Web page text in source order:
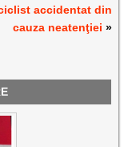
accidentat din
cauza neatenţiei »